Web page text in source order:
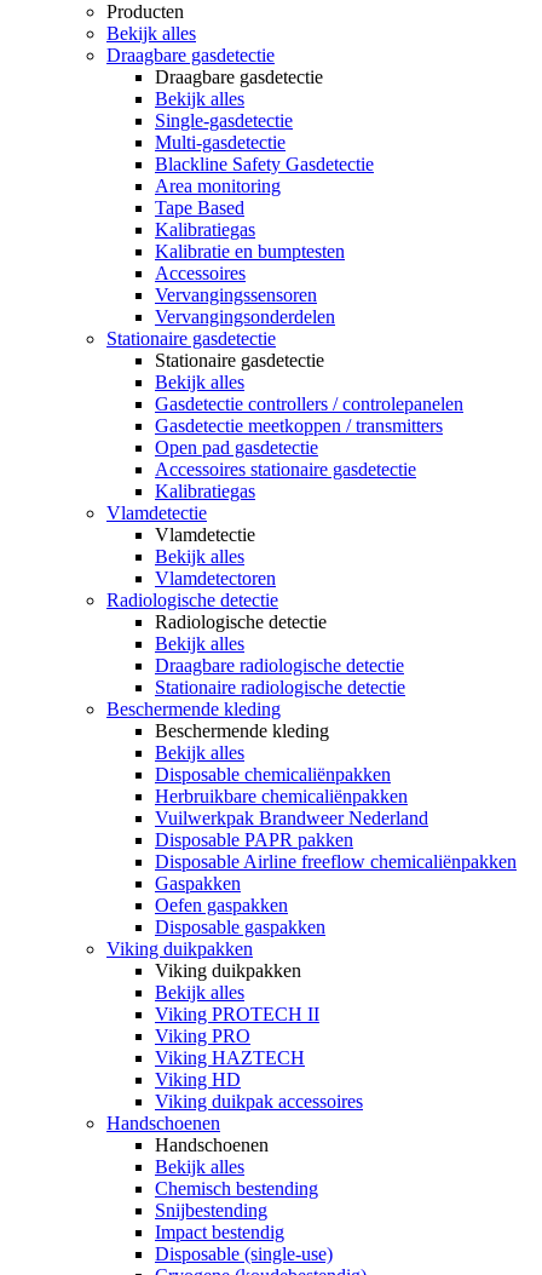
Producten
Bekijk alles
Draagbare gasdetectie
Draagbare gasdetectie
Bekijk alles
Single-gasdetectie
Multi-gasdetectie
Blackline Safety Gasdetectie
Area monitoring
Tape Based
Kalibratiegas
Kalibratie en bumptesten
Accessoires
Vervangingssensoren
Vervangingsonderdelen
Stationaire gasdetectie
Stationaire gasdetectie
Bekijk alles
Gasdetectie controllers / controlepanelen
Gasdetectie meetkoppen / transmitters
Open pad gasdetectie
Accessoires stationaire gasdetectie
Kalibratiegas
Vlamdetectie
Vlamdetectie
Bekijk alles
Vlamdetectoren
Radiologische detectie
Radiologische detectie
Bekijk alles
Draagbare radiologische detectie
Stationaire radiologische detectie
Beschermende kleding
Beschermende kleding
Bekijk alles
Disposable chemicaliënpakken
Herbruikbare chemicaliënpakken
Vuilwerkpak Brandweer Nederland
Disposable PAPR pakken
Disposable Airline freeflow chemicaliënpakken
Gaspakken
Oefen gaspakken
Disposable gaspakken
Viking duikpakken
Viking duikpakken
Bekijk alles
Viking PROTECH II
Viking PRO
Viking HAZTECH
Viking HD
Viking duikpak accessoires
Handschoenen
Handschoenen
Bekijk alles
Chemisch bestending
Snijbestending
Impact bestendig
Disposable (single-use)